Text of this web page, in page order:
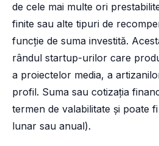
de cele mai multe ori
finite sau alte tipuri de
funcție de suma investită.
rândul startup-urilor care
a proiectelor media, a
profil. Suma sau cotizația
termen de valabilitate și poate
lunar sau anual).